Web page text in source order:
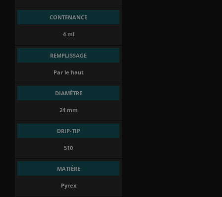
CONTENANCE
4 ml
REMPLISSAGE
Par le haut
DIAMÈTRE
24 mm
DRIP-TIP
510
MATIÈRE
Pyrex